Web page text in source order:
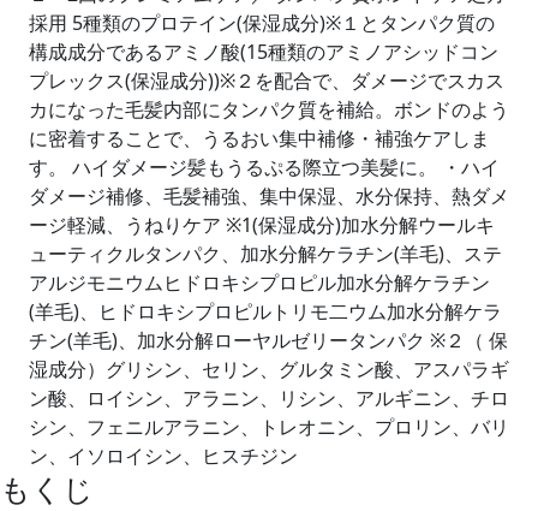
採用 5種類のプロテイン(保湿成分)※１とタンパク質の
構成成分であるアミノ酸(15種類のアミノアシッドコン
プレックス(保湿成分))※２を配合で、ダメージでスカス
カになった毛髪内部にタンパク質を補給。ボンドのよう
に密着することで、うるおい集中補修・補強ケアしま
す。 ハイダメージ髪もうるぷる際立つ美髪に。 ・ハイ
ダメージ補修、毛髪補強、集中保湿、水分保持、熱ダメ
ージ軽減、うねりケア ※1(保湿成分)加水分解ウールキ
ューティクルタンパク、加水分解ケラチン(羊毛)、ステ
アルジモニウムヒドロキシプロピル加水分解ケラチン
(羊毛)、ヒドロキシプロピルトリモ二ウム加水分解ケラ
チン(羊毛)、加水分解ローヤルゼリータンパク ※２（ 保
湿成分）グリシン、セリン、グルタミン酸、アスパラギ
ン酸、ロイシン、アラニン、リシン、アルギニン、チロ
シン、フェニルアラニン、トレオニン、プロリン、バリ
ン、イソロイシン、ヒスチジン
もくじ